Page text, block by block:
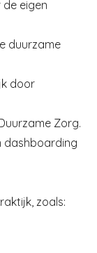
eigen
duurzame
door
Zorg.
dashboarding
zoals: